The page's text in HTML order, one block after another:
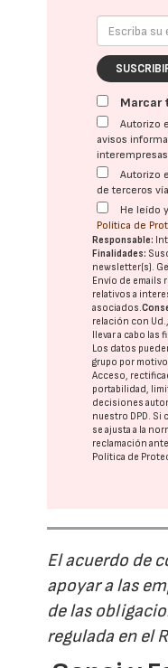
Marcar
Autorizo
avisos
Autorizo
de terceros
He leído
Política de
Responsable:
Finalidades:
newsletter(s).
Envío de emails
relativos a
asociados.
relación con
llevar a cabo
Los datos
grupo por
Acceso,
portabilidad,
decisiones
nuestro DPD. Si
se ajusta a la
reclamación
Política de
El acuerdo de
apoyar a las
de las
regulada en el